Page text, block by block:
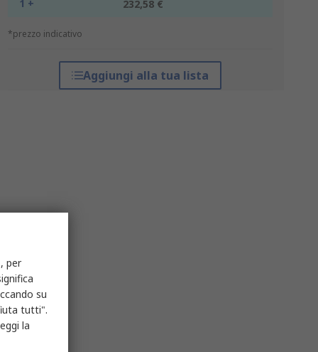
1 + 232,58 €
*prezzo indicativo
Aggiungi alla tua lista
per
su
tutti".
la